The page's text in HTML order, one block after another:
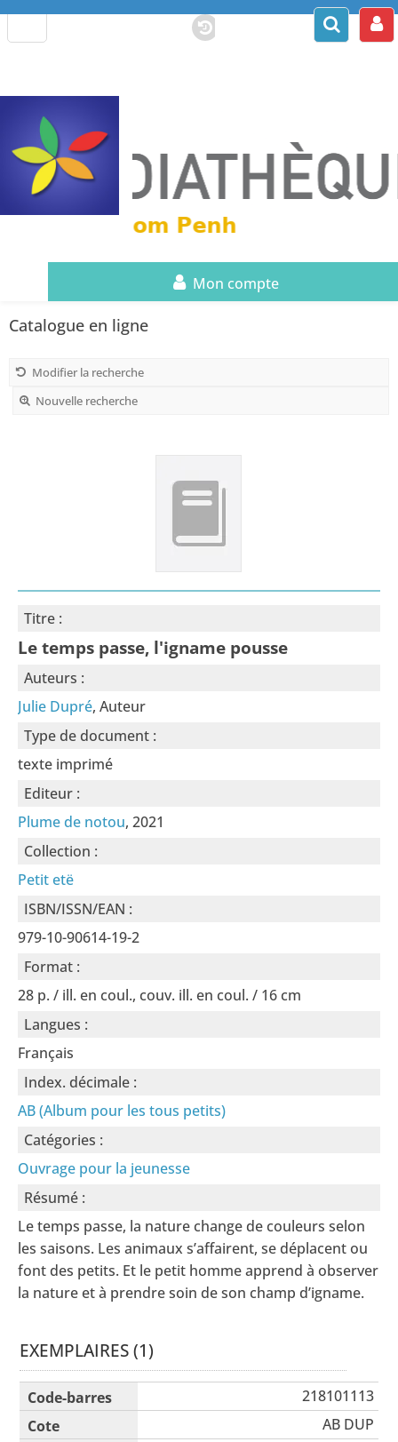
Mon compte
Catalogue en ligne
Modifier la recherche
Nouvelle recherche
Titre :
Le temps passe, l'igname pousse
Auteurs :
Julie Dupré, Auteur
Type de document :
texte imprimé
Editeur :
Plume de notou, 2021
Collection :
Petit etë
ISBN/ISSN/EAN :
979-10-90614-19-2
Format :
28 p. / ill. en coul., couv. ill. en coul. / 16 cm
Langues :
Français
Index. décimale :
AB (Album pour les tous petits)
Catégories :
Ouvrage pour la jeunesse
Résumé :
Le temps passe, la nature change de couleurs selon
les saisons. Les animaux s’affairent, se déplacent ou
font des petits. Et le petit homme apprend à observer
la nature et à prendre soin de son champ d’igname.
EXEMPLAIRES (1)
Liste des exemplaires
218101113
AB DUP